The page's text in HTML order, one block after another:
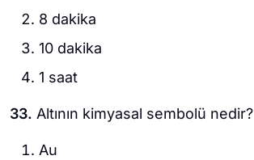
8 dakika
10 dakika
1 saat
33. Altının kimyasal sembolü nedir?
Au